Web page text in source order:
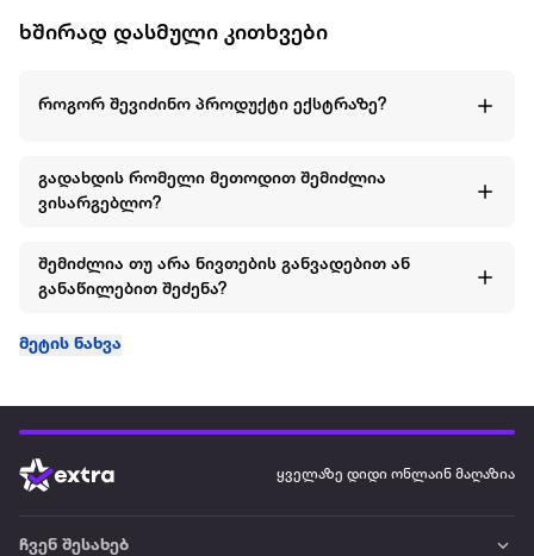
ხშირად დასმული კითხვები
როგორ შევიძინო პროდუქტი ექსტრაზე?
გადახდის რომელი მეთოდით შემიძლია
ვისარგებლო?
შემიძლია თუ არა ნივთების განვადებით ან
განაწილებით შეძენა?
მეტის ნახვა
ყველაზე დიდი ონლაინ მაღაზია
ჩვენ შესახებ